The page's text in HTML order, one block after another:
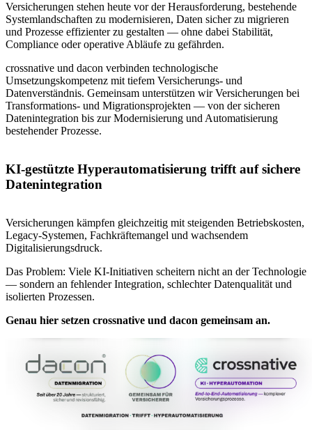
Versicherungen stehen heute vor der Herausforderung, bestehende
Systemlandschaften zu modernisieren, Daten sicher zu migrieren
und Prozesse effizienter zu gestalten — ohne dabei Stabilität,
Compliance oder operative Abläufe zu gefährden.
crossnative und dacon verbinden technologische
Umsetzungskompetenz mit tiefem Versicherungs- und
Datenverständnis. Gemeinsam unterstützen wir Versicherungen bei
Transformations- und Migrationsprojekten — von der sicheren
Datenintegration bis zur Modernisierung und Automatisierung
bestehender Prozesse.
KI-gestützte Hyperautomatisierung trifft auf sichere
Datenintegration
Versicherungen kämpfen gleichzeitig mit steigenden Betriebskosten,
Legacy-Systemen, Fachkräftemangel und wachsendem
Digitalisierungsdruck.
Das Problem: Viele KI-Initiativen scheitern nicht an der Technologie
— sondern an fehlender Integration, schlechter Datenqualität und
isolierten Prozessen.
Genau hier setzen crossnative und dacon gemeinsam an.